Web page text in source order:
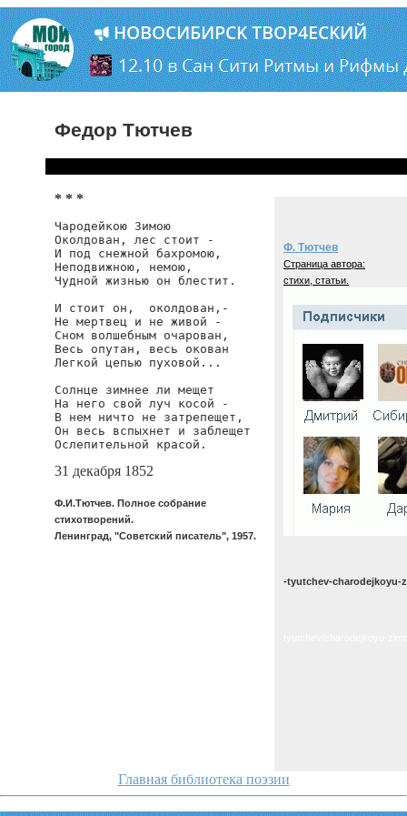
Федор Тютчев
* * *
Чародейкою Зимою
Околдован, лес стоит -
И под снежной бахромою,
Неподвижною, немою,
Чудной жизнью он блестит.
И стоит он,  околдован,-
Не мертвец и не живой -
Сном волшебным очарован,
Весь опутан, весь окован
Легкой цепью пуховой...
Солнце зимнее ли мещет
На него свой луч косой -
В нем ничто не затрепещет,
Он весь вспыхнет и заблещет
Ослепительной красой.
31 декабря 1852
Ф.И.Тютчев. Полное собрание
стихотворений.
Ленинград, "Советский писатель", 1957.
Ф. Тютчев
Страница автора:
стихи, статьи.
-tyutchev-charodejkoyu-
Главная библиотека поэзии